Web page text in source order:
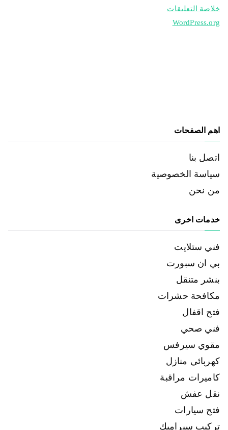
خلاصة التعليقات
WordPress.org
اهم الصفحات
اتصل بنا
سياسة الخصوصية
من نحن
خدمات اخرى
فني ستلايت
بي ان سبورت
بنشر متنقل
مكافحة حشرات
فتح اقفال
فني صحي
مقوي سيرفس
كهربائي منازل
كاميرات مراقبة
نقل عفش
فتح سيارات
تركيب سيراميك